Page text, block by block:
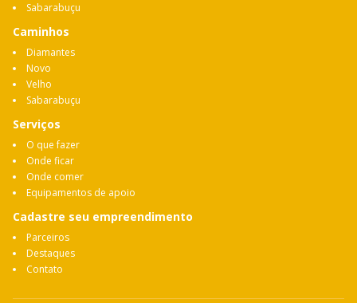
Sabarabuçu
Caminhos
Diamantes
Novo
Velho
Sabarabuçu
Serviços
O que fazer
Onde ficar
Onde comer
Equipamentos de apoio
Cadastre seu empreendimento
Parceiros
Destaques
Contato